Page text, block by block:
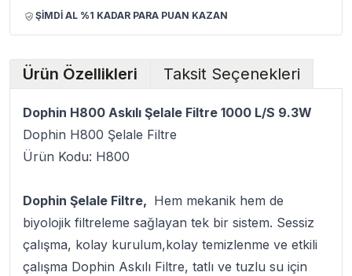
ŞİMDİ AL %1 KADAR PARA PUAN KAZAN
Ürün Özellikleri Taksit Seçenekleri
Dophin H800 Askılı Şelale Filtre 1000 L/S 9.3W
Dophin H800 Şelale Filtre
Ürün Kodu: H800
Dophin Şelale Filtre, Hem mekanik hem de
biyolojik filtreleme sağlayan tek bir sistem. Sessiz
çalışma, kolay kurulum,kolay temizlenme ve etkili
çalışma Dophin Askılı Filtre, tatlı ve tuzlu su için